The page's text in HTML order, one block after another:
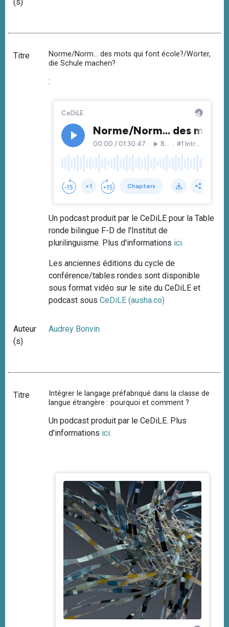
Titre
Norme/Norm... des mots qui font école?/Wörter,
die Schule machen?
:
Un podcast produit par le CeDiLE pour la Table
ronde bilingue F-D de l'Institut de
plurilinguisme. Plus d'informations ici.
Les anciennes éditions du cycle de
conférence/tables rondes sont disponible
sous format vidéo sur le site du CeDiLE et
podcast sousCeDiLE (ausha.co)
Auteur
(s)
Audrey Bonvin
Titre
Intégrer le langage préfabriqué dans la classe de
langue étrangère : pourquoi et comment ?
Un podcast produit par le CeDiLE. Plus
d'informations ici.